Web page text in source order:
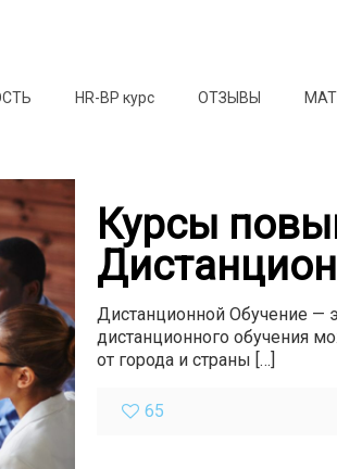
HR-BP курс ОТЗЫВЫ
Курсы
Дистанционной Обучение
дистанционного обучения
от города и страны […]
65